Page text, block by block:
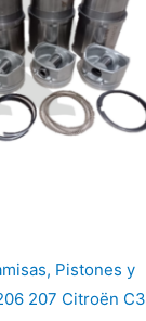
Pistones y
207 Citroën C3